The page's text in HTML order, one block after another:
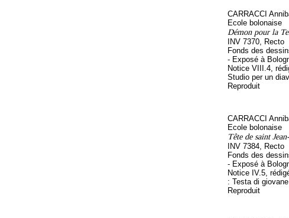
CARRACCI
Ecole bolonaise
Démon pour la
INV 7370, Recto
Fonds des
- Exposé à
Notice VIII.4,
Studio per un
Reproduit
CARRACCI
Ecole bolonaise
Tête de saint
INV 7384, Recto
Fonds des
- Exposé à
Notice IV.5,
: Testa di
Reproduit